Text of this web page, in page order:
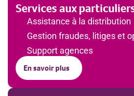
Services aux
Assistance à la distribution
Gestion fraudes, litiges et
Support agences
En savoir plus